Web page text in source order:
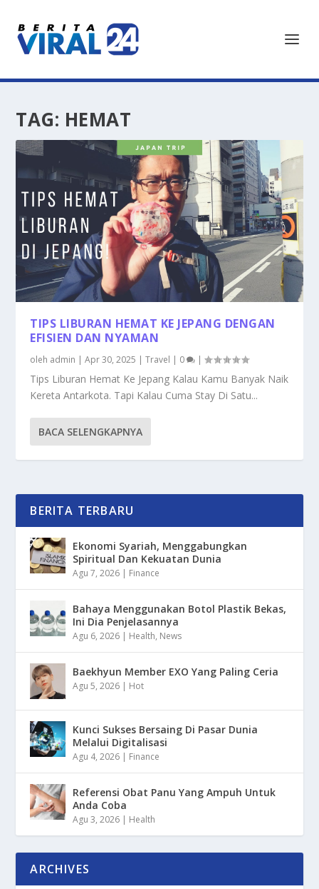
TAG: HEMAT
TIPS LIBURAN HEMAT KE JEPANG DENGAN
EFISIEN DAN NYAMAN
oleh admin |Apr 30, 2025 |Travel | 0 |
Tips Liburan Hemat Ke Jepang Kalau Kamu Banyak Naik
Kereta Antarkota. Tapi Kalau Cuma Stay Di Satu...
BACA SELENGKAPNYA
BERITA TERBARU
Ekonomi Syariah, Menggabungkan
Spiritual Dan Kekuatan Dunia
Agu 7, 2026 | Finance
Bahaya Menggunakan Botol Plastik Bekas,
Ini Dia Penjelasannya
Agu 6, 2026 | Health, News
Baekhyun Member EXO Yang Paling Ceria
Agu 5, 2026 | Hot
Kunci Sukses Bersaing Di Pasar Dunia
Melalui Digitalisasi
Agu 4, 2026 | Finance
Referensi Obat Panu Yang Ampuh Untuk
Anda Coba
Agu 3, 2026 | Health
ARCHIVES